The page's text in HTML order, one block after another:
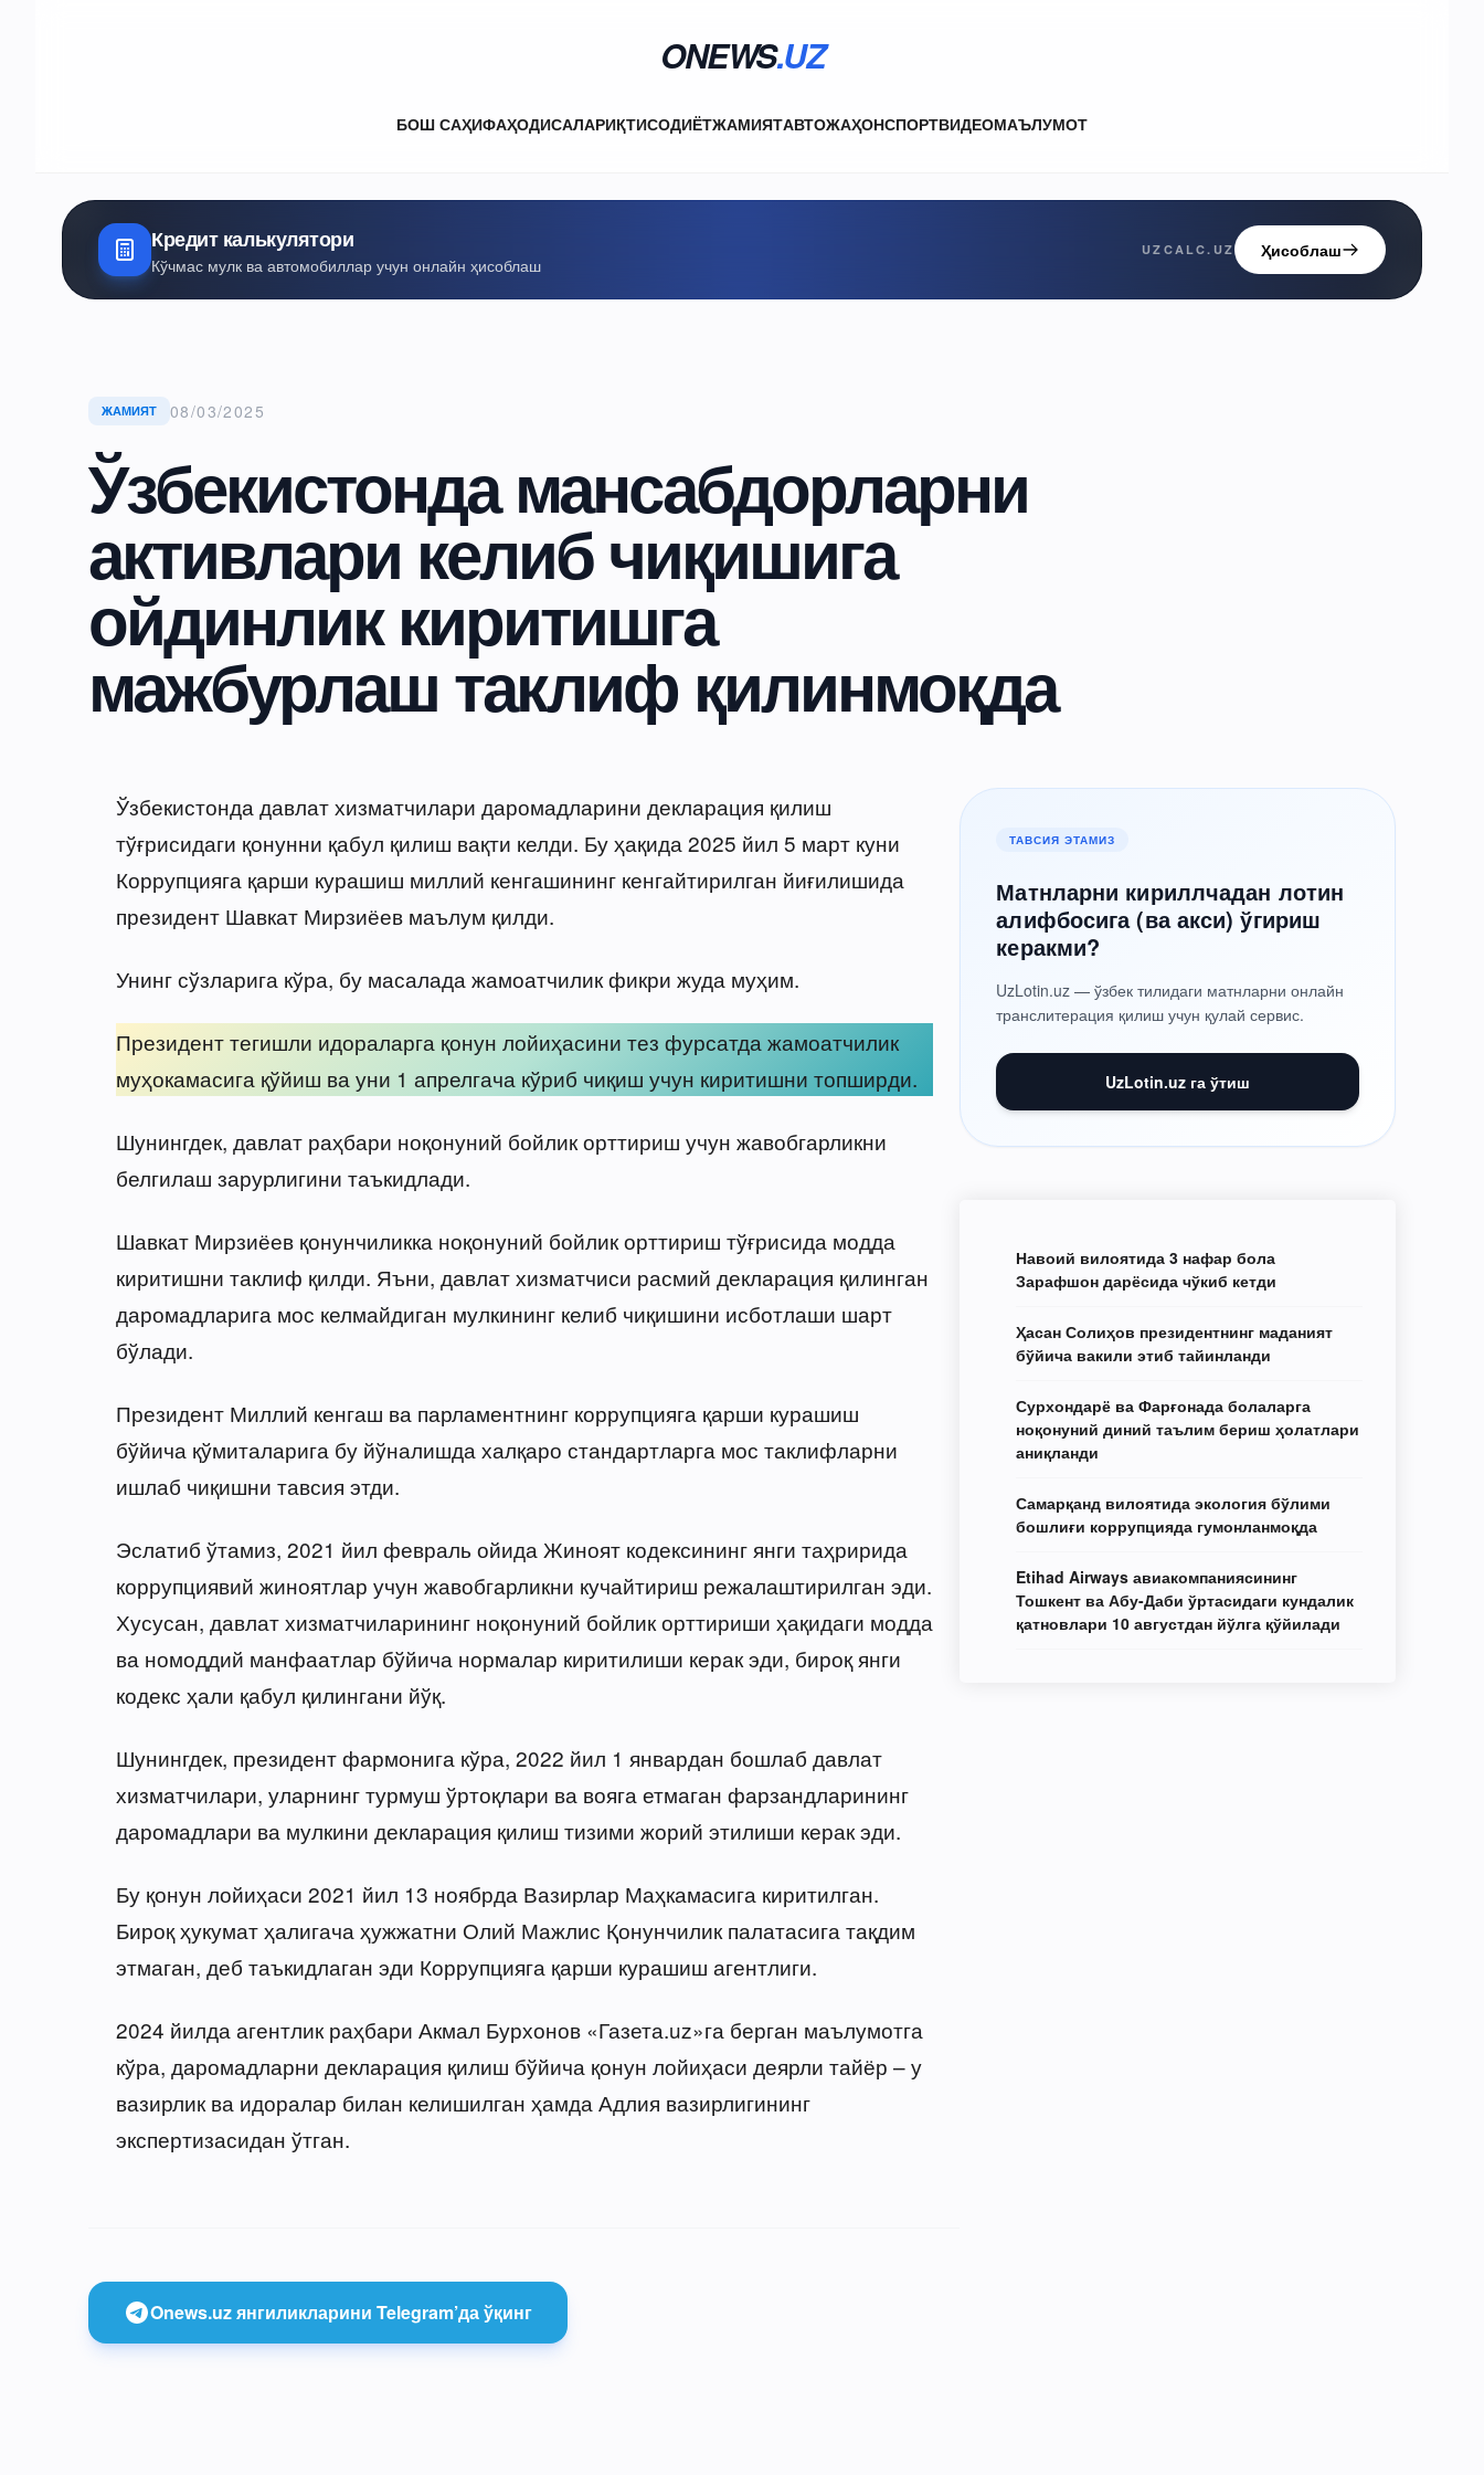
ONEWS.UZ
БОШ САҲИФАҲОДИСАЛАРИҚТИСОДИЁТЖАМИЯТАВТОЖАҲОНСПОРТВИДЕОМАЪЛУМОТ
Кредит калькулятори
Кўчмас мулк ва автомобиллар учун онлайн ҳисоблаш
UZCALC.UZ Ҳисоблаш
ЖАМИЯТ 08/03/2025
Ўзбекистонда мансабдорларни
активлари келиб чиқишига
ойдинлик киритишга
мажбурлаш таклиф қилинмоқда
Ўзбекистонда давлат хизматчилари даромадларини декларация қилиш
тўғрисидаги қонунни қабул қилиш вақти келди. Бу ҳақида 2025 йил 5 март куни
Коррупцияга қарши курашиш миллий кенгашининг кенгайтирилган йиғилишида
президент Шавкат Мирзиёев маълум қилди.
Унинг сўзларига кўра, бу масалада жамоатчилик фикри жуда муҳим.
Президент тегишли идораларга қонун лойиҳасини тез фурсатда жамоатчилик
муҳокамасига қўйиш ва уни 1 апрелгача кўриб чиқиш учун киритишни топширди.
Шунингдек, давлат раҳбари ноқонуний бойлик орттириш учун жавобгарликни
белгилаш зарурлигини таъкидлади.
Шавкат Мирзиёев қонунчиликка ноқонуний бойлик орттириш тўғрисида модда
киритишни таклиф қилди. Яъни, давлат хизматчиси расмий декларация қилинган
даромадларига мос келмайдиган мулкининг келиб чиқишини исботлаши шарт
бўлади.
Президент Миллий кенгаш ва парламентнинг коррупцияга қарши курашиш
бўйича қўмиталарига бу йўналишда халқаро стандартларга мос таклифларни
ишлаб чиқишни тавсия этди.
Эслатиб ўтамиз, 2021 йил февраль ойида Жиноят кодексининг янги таҳририда
коррупциявий жиноятлар учун жавобгарликни кучайтириш режалаштирилган эди.
Хусусан, давлат хизматчиларининг ноқонуний бойлик орттириши ҳақидаги модда
ва номоддий манфаатлар бўйича нормалар киритилиши керак эди, бироқ янги
кодекс ҳали қабул қилингани йўқ.
Шунингдек, президент фармонига кўра, 2022 йил 1 январдан бошлаб давлат
хизматчилари, уларнинг турмуш ўртоқлари ва вояга етмаган фарзандларининг
даромадлари ва мулкини декларация қилиш тизими жорий этилиши керак эди.
Бу қонун лойиҳаси 2021 йил 13 ноябрда Вазирлар Маҳкамасига киритилган.
Бироқ ҳукумат ҳалигача ҳужжатни Олий Мажлис Қонунчилик палатасига тақдим
этмаган, деб таъкидлаган эди Коррупцияга қарши курашиш агентлиги.
2024 йилда агентлик раҳбари Акмал Бурхонов «Газета.uz»га берган маълумотга
кўра, даромадларни декларация қилиш бўйича қонун лойиҳаси деярли тайёр – у
вазирлик ва идоралар билан келишилган ҳамда Адлия вазирлигининг
экспертизасидан ўтган.
Onews.uz янгиликларини Telegram’да ўқинг
ТАВСИЯ ЭТАМИЗ
Матнларни кириллчадан лотин
алифбосига (ва акси) ўгириш
керакми?
UzLotin.uz — ўзбек тилидаги матнларни онлайн
транслитерация қилиш учун қулай сервис.
UzLotin.uz га ўтиш
Навоий вилоятида 3 нафар бола
Зарафшон дарёсида чўкиб кетди
Ҳасан Солиҳов президентнинг маданият
бўйича вакили этиб тайинланди
Сурхондарё ва Фарғонада болаларга
ноқонуний диний таълим бериш ҳолатлари
аниқланди
Самарқанд вилоятида экология бўлими
бошлиғи коррупцияда гумонланмоқда
Etihad Airways авиакомпаниясининг
Тошкент ва Абу-Даби ўртасидаги кундалик
қатновлари 10 августдан йўлга қўйилади